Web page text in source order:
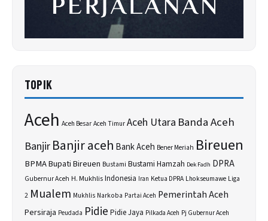
TOPIK
Aceh Aceh BesarAceh TimurAceh Utara Banda Aceh
BanjirBanjir aceh Bank Aceh Bener Meriah Bireuen
BPMABupati Bireuen Bustami Bustami Hamzah Dek Fadh DPRA
Gubernur Aceh H. MukhlisIndonesia Iran Ketua DPRA Lhokseumawe Liga
2 Mualem Mukhlis Narkoba Partai Aceh Pemerintah Aceh
Persiraja Peudada Pidie Pidie Jaya Pilkada Aceh Pj Gubernur Aceh